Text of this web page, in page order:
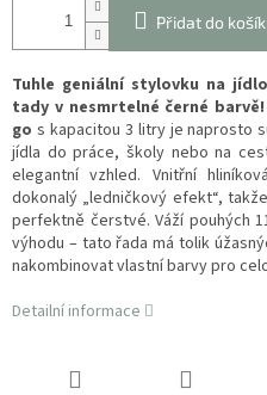
Přidat do
Tuhle geniální stylovku na
tady v nesmrtelné černé barvě!
go s kapacitou 3 litry je naprosto
jídla do práce, školy nebo na
elegantní vzhled. Vnitřní
dokonalý „ledničkový efekt“,
perfektně čerstvé. Váží pouhých
výhodu – tato řada má tolik
nakombinovat vlastní barvy pro
Detailní informace